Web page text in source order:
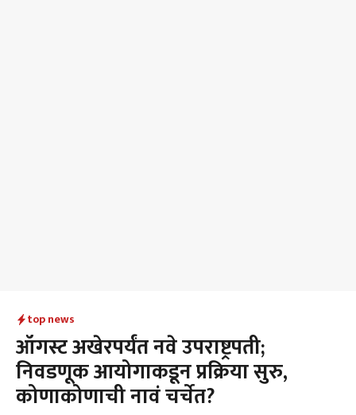
top news
ऑगस्ट अखेरपर्यंत नवे उपराष्ट्रपती;
निवडणूक आयोगाकडून प्रक्रिया सुरु,
कोणाकोणाची नावं चर्चेत?